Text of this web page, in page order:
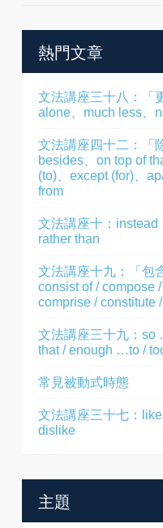
熱門文章
文法講座三十八：「
alone、much less、
文法講座四十二：「
besides、on top of
(to)、except (for)、
from
文法講座十：instead
rather than
文法講座十九：「包
consist of / compose
comprise / constitute
文法講座三十九：
that / enough …to /
常見被動式時態
文法講座三十七：
dislike
主題